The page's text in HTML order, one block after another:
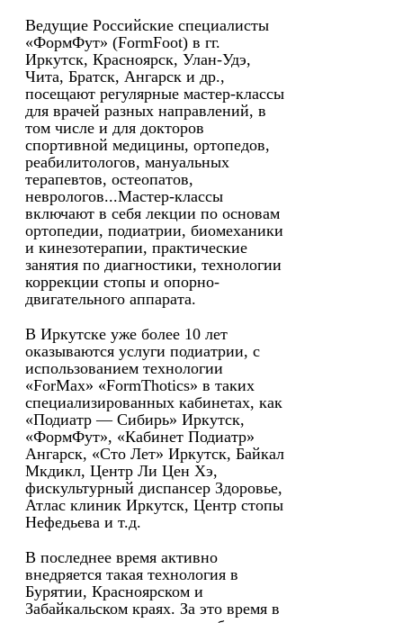
Ведущие Российские специалисты
«ФормФут» (FormFoot) в гг.
Иркутск, Красноярск, Улан-Удэ,
Чита, Братск, Ангарск и др.,
посещают регулярные мастер-классы
для врачей разных направлений, в
том числе и для докторов
спортивной медицины, ортопедов,
реабилитологов, мануальных
терапевтов, остеопатов,
неврологов...Мастер-классы
включают в себя лекции по основам
ортопедии, подиатрии, биомеханики
и кинезотерапии, практические
занятия по диагностики, технологии
коррекции стопы и опорно-
двигательного аппарата.
В Иркутске уже более 10 лет
оказываются услуги подиатрии, с
использованием технологии
«ForMax» «FormThotics» в таких
специализированных кабинетах, как
«Подиатр — Сибирь» Иркутск,
«ФормФут», «Кабинет Подиатр»
Ангарск, «Сто Лет» Иркутск, Байкал
Мкдикл, Центр Ли Цен Хэ,
фискультурный диспансер Здоровье,
Атлас клиник Иркутск, Центр стопы
Нефедьева и т.д.
В последнее время активно
внедряется такая технология в
Бурятии, Красноярском и
Забайкальском краях. За это время в